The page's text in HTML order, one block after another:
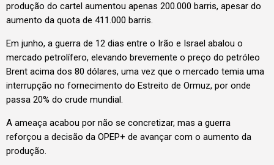
produção do cartel aumentou apenas 200.000 barris, apesar do
aumento da quota de 411.000 barris.
Em junho, a guerra de 12 dias entre o Irão e Israel abalou o
mercado petrolífero, elevando brevemente o preço do petróleo
Brent acima dos 80 dólares, uma vez que o mercado temia uma
interrupção no fornecimento do Estreito de Ormuz, por onde
passa 20% do crude mundial.
A ameaça acabou por não se concretizar, mas a guerra
reforçou a decisão da OPEP+ de avançar com o aumento da
produção.